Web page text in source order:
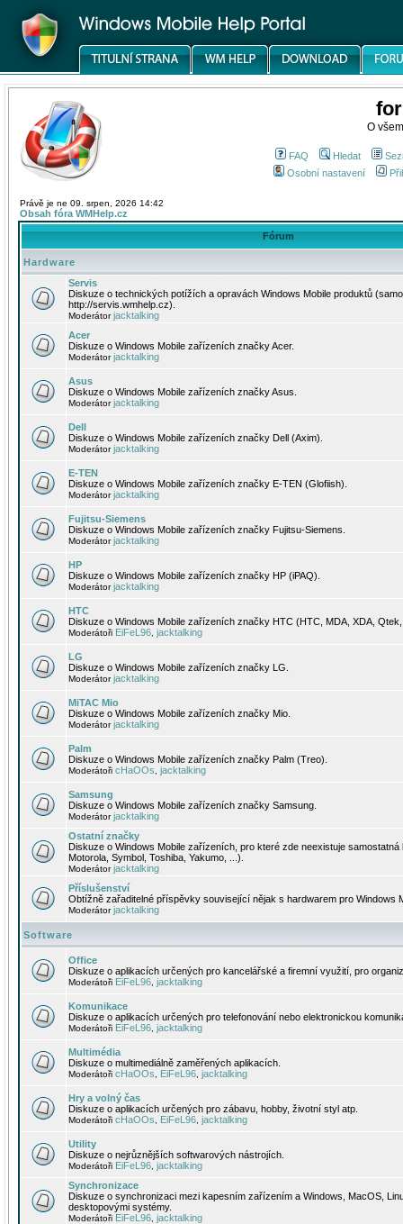
O
FAQ Hledat
Osobní nastavení
Právě je ne 09. srpen, 2026 14:42
Obsah fóra WMHelp.cz
Fórum
Hardware
Servis
Diskuze o technických potížích a opravách Windows Mobile produktů
http://servis.wmhelp.cz).
Moderátorjacktalking
Acer
Diskuze o Windows Mobile zařízeních značky Acer.
Moderátorjacktalking
Asus
Diskuze o Windows Mobile zařízeních značky Asus.
Moderátorjacktalking
Dell
Diskuze o Windows Mobile zařízeních značky Dell (Axim).
Moderátorjacktalking
E-TEN
Diskuze o Windows Mobile zařízeních značky E-TEN (Glofiish).
Moderátorjacktalking
Fujitsu-Siemens
Diskuze o Windows Mobile zařízeních značky Fujitsu-Siemens.
Moderátorjacktalking
HP
Diskuze o Windows Mobile zařízeních značky HP (iPAQ).
Moderátorjacktalking
HTC
Diskuze o Windows Mobile zařízeních značky HTC (HTC, MDA, XDA,
Moderátoři EiFeL96 jacktalking
LG
Diskuze o Windows Mobile zařízeních značky LG.
Moderátorjacktalking
MiTAC Mio
Diskuze o Windows Mobile zařízeních značky Mio.
Moderátorjacktalking
Palm
Diskuze o Windows Mobile zařízeních značky Palm (Treo).
Moderátoři cHaOOs jacktalking
Samsung
Diskuze o Windows Mobile zařízeních značky Samsung.
Moderátorjacktalking
Ostatní značky
Diskuze o Windows Mobile zařízeních, pro které zde neexistuje
Motorola, Symbol, Toshiba, Yakumo, ...).
Moderátorjacktalking
Příslušenství
Obtížně zařaditelné příspěvky související nějak s hardwarem pro Windows
Moderátorjacktalking
Software
Office
Diskuze o aplikacích určených pro kancelářské a firemní využití, pro
Moderátoři EiFeL96 jacktalking
Komunikace
Diskuze o aplikacích určených pro telefonování nebo elektronickou
Moderátoři EiFeL96 jacktalking
Multimédia
Diskuze o multimediálně zaměřených aplikacích.
Moderátoři cHaOOs EiFeL96 jacktalking
Hry a volný čas
Diskuze o aplikacích určených pro zábavu, hobby, životní styl atp.
Moderátoři cHaOOs EiFeL96 jacktalking
Utility
Diskuze o nejrůznějších softwarových nástrojích.
Moderátoři EiFeL96 jacktalking
Synchronizace
Diskuze o synchronizaci mezi kapesním zařízením a Windows, MacOS,
desktopovými systémy.
Moderátoři EiFeL96 jacktalking